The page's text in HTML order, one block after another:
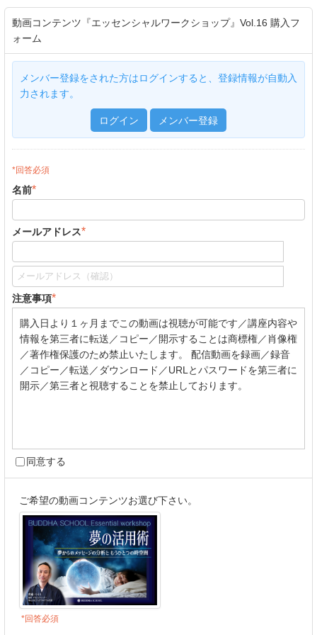
動画コンテンツ『エッセンシャルワークショップ』Vol.16 購入フ
ォーム
メンバー登録をされた方はログインすると、登録情報が自動入
力されます。
ログイン メンバー登録
*回答必須
名前*
メールアドレス*
注意事項*
購入日より１ヶ月までこの動画は視聴が可能です／講座内容や
情報を第三者に転送／コピー／開示することは商標権／肖像権
／著作権保護のため禁止いたします。 配信動画を録画／録音
／コピー／転送／ダウンロード／URLとパスワードを第三者に
開示／第三者と視聴することを禁止しております。
同意する
ご希望の動画コンテンツお選び下さい。
*回答必須